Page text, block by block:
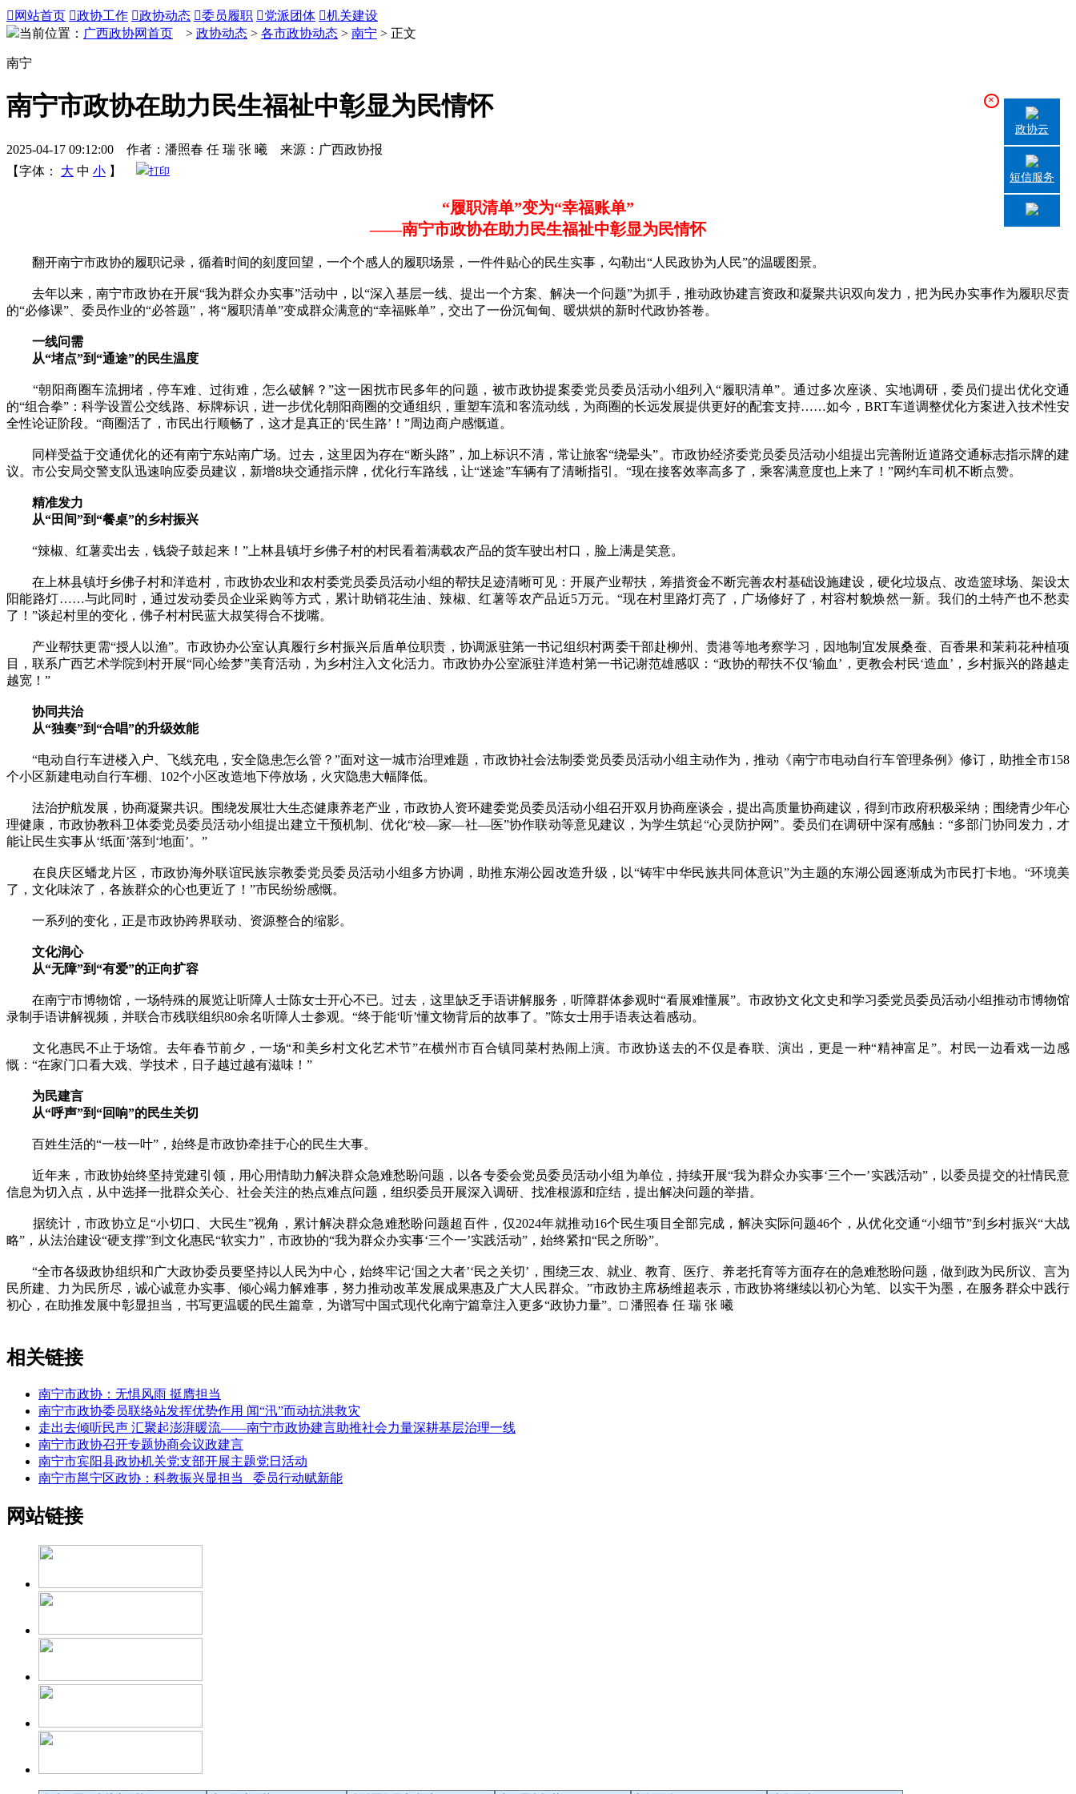
 网站首页 政协工作 政协动态 委员履职 党派团体 机关建设
当前位置： 广西政协网首页 > 政协动态 > 各市政协动态 > 南宁 > 正文
南宁
南宁市政协在助力民生福祉中彰显为民情怀
2025-04-17 09:12:00 作者：潘照春 任 瑞 张 曦 来源：广西政协报
【字体：
大 中 小 】 打印
“履职清单”变为“幸福账单”
——南宁市政协在助力民生福祉中彰显为民情怀
翻开南宁市政协的履职记录，循着时间的刻度回望，一个个感人的履职场景，一件件贴心的民生实事，勾勒出“人民政协为人民”的温暖图景。
去年以来，南宁市政协在开展“我为群众办实事”活动中，以“深入基层一线、提出一个方案、解决一个问题”为抓手，推动政协建言资政和凝聚共识双向发力，把为民办实事作为履职尽责
的“必修课”、委员作业的“必答题”，将“履职清单”变成群众满意的“幸福账单”，交出了一份沉甸甸、暖烘烘的新时代政协答卷。
一线问需
从“堵点”到“通途”的民生温度
“朝阳商圈车流拥堵，停车难、过街难，怎么破解？”这一困扰市民多年的问题，被市政协提案委党员委员活动小组列入“履职清单”。通过多次座谈、实地调研，委员们提出优化交通
的“组合拳”：科学设置公交线路、标牌标识，进一步优化朝阳商圈的交通组织，重塑车流和客流动线，为商圈的长远发展提供更好的配套支持……如今，BRT车道调整优化方案进入技术性安
全性论证阶段。“商圈活了，市民出行顺畅了，这才是真正的‘民生路’！”周边商户感慨道。
同样受益于交通优化的还有南宁东站南广场。过去，这里因为存在“断头路”，加上标识不清，常让旅客“绕晕头”。市政协经济委党员委员活动小组提出完善附近道路交通标志指示牌的建
议。市公安局交警支队迅速响应委员建议，新增8块交通指示牌，优化行车路线，让“迷途”车辆有了清晰指引。“现在接客效率高多了，乘客满意度也上来了！”网约车司机不断点赞。
精准发力
从“田间”到“餐桌”的乡村振兴
“辣椒、红薯卖出去，钱袋子鼓起来！”上林县镇圩乡佛子村的村民看着满载农产品的货车驶出村口，脸上满是笑意。
在上林县镇圩乡佛子村和洋造村，市政协农业和农村委党员委员活动小组的帮扶足迹清晰可见：开展产业帮扶，筹措资金不断完善农村基础设施建设，硬化垃圾点、改造篮球场、架设太
阳能路灯……与此同时，通过发动委员企业采购等方式，累计助销花生油、辣椒、红薯等农产品近5万元。“现在村里路灯亮了，广场修好了，村容村貌焕然一新。我们的土特产也不愁卖
了！”谈起村里的变化，佛子村村民蓝大叔笑得合不拢嘴。
产业帮扶更需“授人以渔”。市政协办公室认真履行乡村振兴后盾单位职责，协调派驻第一书记组织村两委干部赴柳州、贵港等地考察学习，因地制宜发展桑蚕、百香果和茉莉花种植项
目，联系广西艺术学院到村开展“同心绘梦”美育活动，为乡村注入文化活力。市政协办公室派驻洋造村第一书记谢范雄感叹：“政协的帮扶不仅‘输血’，更教会村民‘造血’，乡村振兴的路越走
越宽！”
协同共治
从“独奏”到“合唱”的升级效能
“电动自行车进楼入户、飞线充电，安全隐患怎么管？”面对这一城市治理难题，市政协社会法制委党员委员活动小组主动作为，推动《南宁市电动自行车管理条例》修订，助推全市158
个小区新建电动自行车棚、102个小区改造地下停放场，火灾隐患大幅降低。
法治护航发展，协商凝聚共识。围绕发展壮大生态健康养老产业，市政协人资环建委党员委员活动小组召开双月协商座谈会，提出高质量协商建议，得到市政府积极采纳；围绕青少年心
理健康，市政协教科卫体委党员委员活动小组提出建立干预机制、优化“校—家—社—医”协作联动等意见建议，为学生筑起“心灵防护网”。委员们在调研中深有感触：“多部门协同发力，才
能让民生实事从‘纸面’落到‘地面’。”
在良庆区蟠龙片区，市政协海外联谊民族宗教委党员委员活动小组多方协调，助推东湖公园改造升级，以“铸牢中华民族共同体意识”为主题的东湖公园逐渐成为市民打卡地。“环境美
了，文化味浓了，各族群众的心也更近了！”市民纷纷感慨。
一系列的变化，正是市政协跨界联动、资源整合的缩影。
文化润心
从“无障”到“有爱”的正向扩容
在南宁市博物馆，一场特殊的展览让听障人士陈女士开心不已。过去，这里缺乏手语讲解服务，听障群体参观时“看展难懂展”。市政协文化文史和学习委党员委员活动小组推动市博物馆
录制手语讲解视频，并联合市残联组织80余名听障人士参观。“终于能‘听’懂文物背后的故事了。”陈女士用手语表达着感动。
文化惠民不止于场馆。去年春节前夕，一场“和美乡村文化艺术节”在横州市百合镇同菜村热闹上演。市政协送去的不仅是春联、演出，更是一种“精神富足”。村民一边看戏一边感
慨：“在家门口看大戏、学技术，日子越过越有滋味！”
为民建言
从“呼声”到“回响”的民生关切
百姓生活的“一枝一叶”，始终是市政协牵挂于心的民生大事。
近年来，市政协始终坚持党建引领，用心用情助力解决群众急难愁盼问题，以各专委会党员委员活动小组为单位，持续开展“我为群众办实事‘三个一’实践活动”，以委员提交的社情民意
信息为切入点，从中选择一批群众关心、社会关注的热点难点问题，组织委员开展深入调研、找准根源和症结，提出解决问题的举措。
据统计，市政协立足“小切口、大民生”视角，累计解决群众急难愁盼问题超百件，仅2024年就推动16个民生项目全部完成，解决实际问题46个，从优化交通“小细节”到乡村振兴“大战
略”，从法治建设“硬支撑”到文化惠民“软实力”，市政协的“我为群众办实事‘三个一’实践活动”，始终紧扣“民之所盼”。
“全市各级政协组织和广大政协委员要坚持以人民为中心，始终牢记‘国之大者’‘民之关切’，围绕三农、就业、教育、医疗、养老托育等方面存在的急难愁盼问题，做到政为民所议、言为
民所建、力为民所尽，诚心诚意办实事、倾心竭力解难事，努力推动改革发展成果惠及广大人民群众。”市政协主席杨维超表示，市政协将继续以初心为笔、以实干为墨，在服务群众中践行
初心，在助推发展中彰显担当，书写更温暖的民生篇章，为谱写中国式现代化南宁篇章注入更多“政协力量”。□ 潘照春 任 瑞 张 曦
相关链接
南宁市政协：无惧风雨 挺膺担当
南宁市政协委员联络站发挥优势作用 闻“汛”而动抗洪救灾
走出去倾听民声 汇聚起澎湃暖流——南宁市政协建言助推社会力量深耕基层治理一线
南宁市政协召开专题协商会议政建言
南宁市宾阳县政协机关党支部开展主题党日活动
南宁市邕宁区政协：科教振兴显担当 委员行动赋新能
网站链接
×
政协云
短信服务